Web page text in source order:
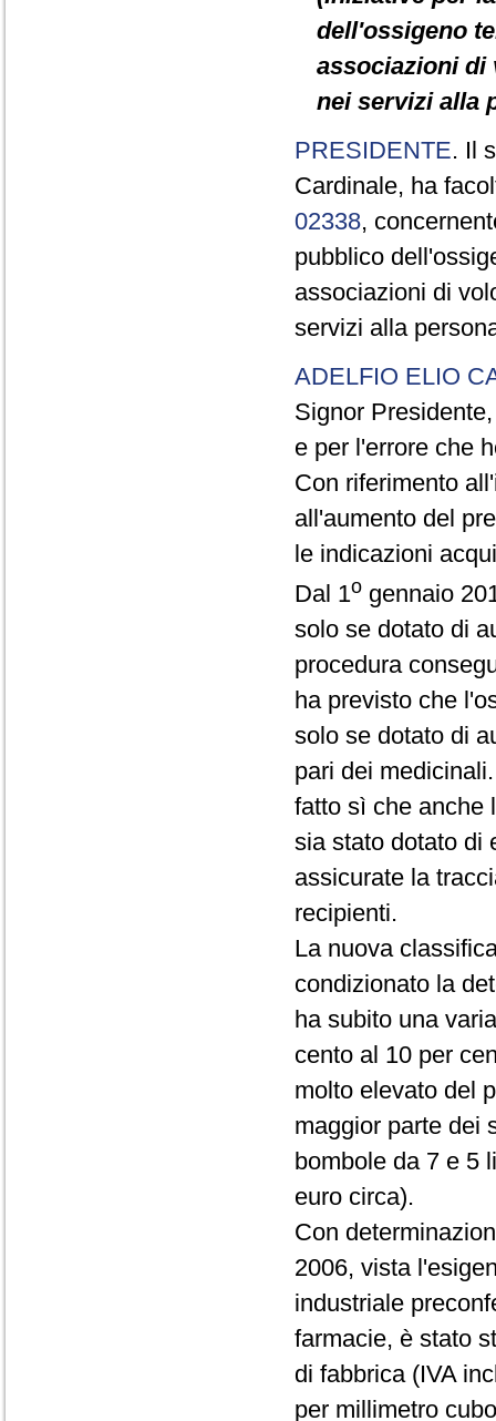
dell'ossigeno
associazioni di
nei servizi alla
PRESIDENTE. Il
Cardinale, ha
02338,
pubblico
associazioni di
servizi alla
ADELFIO ELIO
Signor
e per l'errore che
Con riferimento
all'aumento del
le indicazioni
Dal 1o gennaio
solo se dotato di
procedura
ha previsto che
solo se dotato di
pari dei
fatto sì che anche
sia stato dotato di
assicurate la
recipienti.
La nuova
condizionato la
ha subito una
cento al 10 per
molto elevato del
maggior parte dei
bombole da 7 e 5
euro circa).
Con
2006, vista
industriale
farmacie, è stato
di fabbrica (IVA
per millimetro